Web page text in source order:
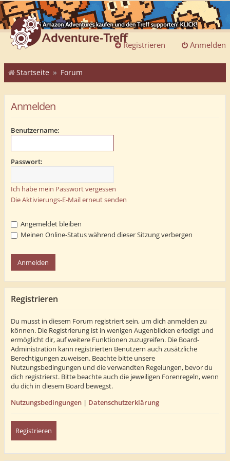
Anmelden
Registrieren
Startseite Forum
Anmelden
Benutzername:
Passwort:
Ich habe mein Passwort vergessen
Die Aktivierungs-E-Mail erneut senden
Angemeldet bleiben
Meinen Online-Status während dieser Sitzung verbergen
Registrieren
Du musst in diesem Forum registriert sein, um dich anmelden zu
können. Die Registrierung ist in wenigen Augenblicken erledigt und
ermöglicht dir, auf weitere Funktionen zuzugreifen. Die Board-
Administration kann registrierten Benutzern auch zusätzliche
Berechtigungen zuweisen. Beachte bitte unsere
Nutzungsbedingungen und die verwandten Regelungen, bevor du
dich registrierst. Bitte beachte auch die jeweiligen Forenregeln, wenn
du dich in diesem Board bewegst.
Nutzungsbedingungen | Datenschutzerklärung
Registrieren